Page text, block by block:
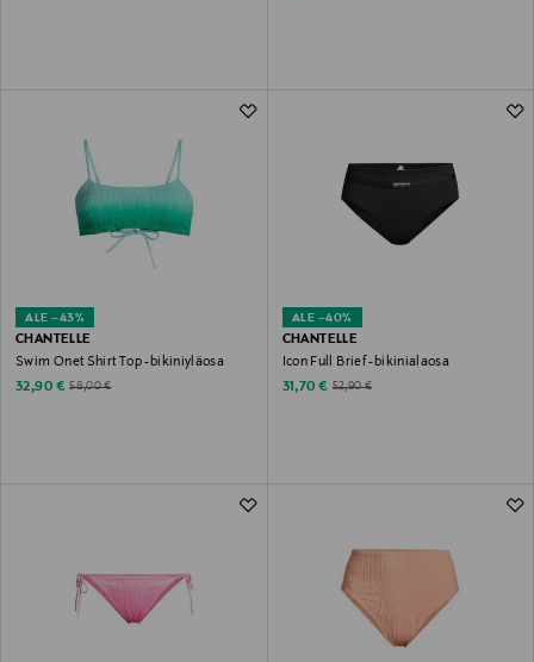
ALE –43%
CHANTELLE
Swim Onet Shirt Top -bikiniyläosa
Discounted Price
32,90 € Original Price
58,00 €
ALE –40%
CHANTELLE
Icon Full Brief -bikinialaosa
Discounted Price
31,70 € Original Price
52,90 €